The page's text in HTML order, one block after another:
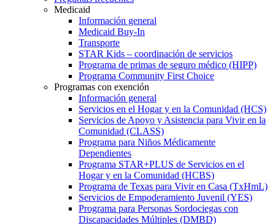
Medicaid
Información general
Medicaid Buy-In
Transporte
STAR Kids – coordinación de servicios
Programa de primas de seguro médico (HIPP)
Programa Community First Choice
Programas con exención
Información general
Servicios en el Hogar y en la Comunidad (HCS)
Servicios de Apoyo y Asistencia para Vivir en la
Comunidad (CLASS)
Programa para Niños Médicamente
Dependientes
Programa STAR+PLUS de Servicios en el
Hogar y en la Comunidad (HCBS)
Programa de Texas para Vivir en Casa (TxHmL)
Servicios de Empoderamiento Juvenil (YES)
Programa para Personas Sordociegas con
Discapacidades Múltiples (DMBD)